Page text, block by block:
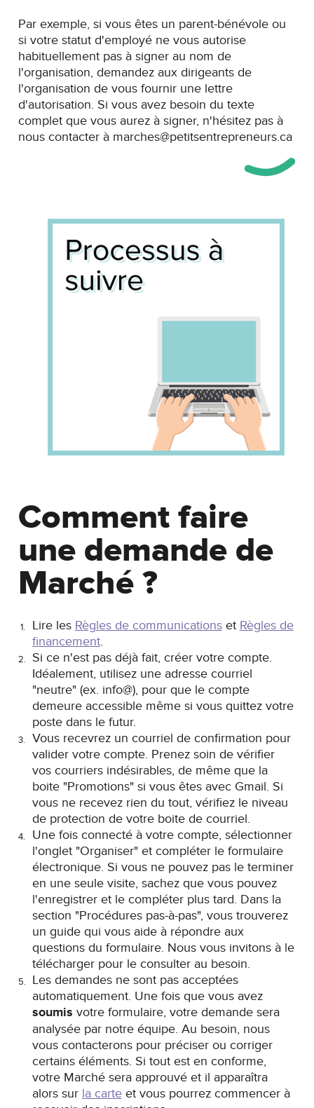
Par exemple, si vous êtes un parent-bénévole ou
si votre statut d'employé ne vous autorise
habituellement pas à signer au nom de
l'organisation, demandez aux dirigeants de
l'organisation de vous fournir une lettre
d'autorisation. Si vous avez besoin du texte
complet que vous aurez à signer, n'hésitez pas à
nous contacter à marches@petitsentrepreneurs.ca
Comment faire
une demande de
Marché ?
Lire les Règles de communicationset Règles de
financement.
Si ce n'est pas déjà fait, créer votre compte.
Idéalement, utilisez une adresse courriel
"neutre" (ex. info@), pour que le compte
demeure accessible même si vous quittez votre
poste dans le futur.
Vous recevrez un courriel de confirmation pour
valider votre compte. Prenez soin de vérifier
vos courriers indésirables, de même que la
boite "Promotions" si vous êtes avec Gmail. Si
vous ne recevez rien du tout, vérifiez le niveau
de protection de votre boite de courriel.
Une fois connecté à votre compte, sélectionner
l'onglet "Organiser" et compléter le formulaire
électronique. Si vous ne pouvez pas le terminer
en une seule visite, sachez que vous pouvez
l'enregistrer et le compléter plus tard. Dans la
section "Procédures pas-à-pas", vous trouverez
un guide qui vous aide à répondre aux
questions du formulaire. Nous vous invitons à le
télécharger pour le consulter au besoin.
Les demandes ne sont pas acceptées
automatiquement. Une fois que vous avez
soumis votre formulaire, votre demande sera
analysée par notre équipe. Au besoin, nous
vous contacterons pour préciser ou corriger
certains éléments. Si tout est en conforme,
votre Marché sera approuvé et il apparaîtra
alors sur la carteet vous pourrez commencer à